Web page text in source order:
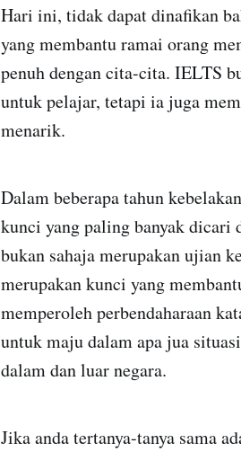
Hari ini, tidak dapat dinafikan
yang membantu ramai orang
penuh dengan cita-cita. IELTS
untuk pelajar, tetapi ia juga
menarik.
Dalam beberapa tahun
kunci yang paling banyak dicari
bukan sahaja merupakan ujian
merupakan kunci yang
memperoleh perbendaharaan
untuk maju dalam apa jua
dalam dan luar negara.
Jika anda tertanya-tanya sama